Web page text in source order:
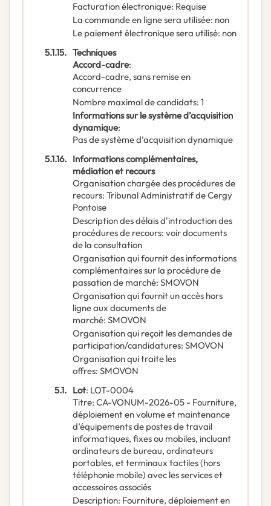
Facturation électronique: Requise
La commande en ligne sera utilisée: non
Le paiement électronique sera utilisé: non
5.1.15. Techniques
Accord-cadre:
Accord-cadre, sans remise en
concurrence
Nombre maximal de candidats: 1
Informations sur le système d’acquisition
dynamique:
Pas de système d’acquisition dynamique
5.1.16. Informations complémentaires,
médiation et recours
Organisation chargée des procédures de
recours: Tribunal Administratif de Cergy
Pontoise
Description des délais d'introduction des
procédures de recours: voir documents
de la consultation
Organisation qui fournit des informations
complémentaires sur la procédure de
passation de marché: SMOVON
Organisation qui fournit un accès hors
ligne aux documents de
marché: SMOVON
Organisation qui reçoit les demandes de
participation/candidatures: SMOVON
Organisation qui traite les
offres: SMOVON
5.1. Lot: LOT-0004
Titre: CA-VONUM-2026-05 - Fourniture,
déploiement en volume et maintenance
d’équipements de postes de travail
informatiques, fixes ou mobiles, incluant
ordinateurs de bureau, ordinateurs
portables, et terminaux tactiles (hors
téléphonie mobile) avec les services et
accessoires associés
Description: Fourniture, déploiement en